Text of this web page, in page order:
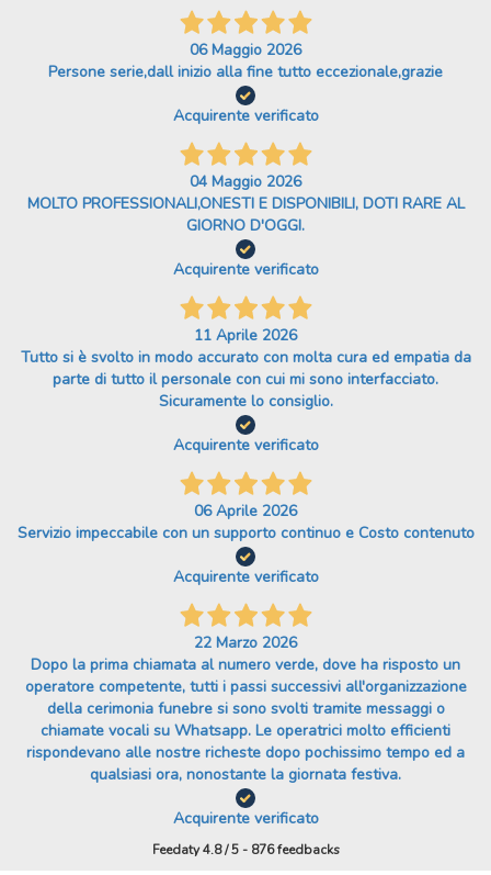
06 Maggio 2026
Persone serie,dall inizio alla fine tutto eccezionale,grazie
Acquirente verificato
04 Maggio 2026
MOLTO PROFESSIONALI,ONESTI E DISPONIBILI, DOTI RARE AL
GIORNO D'OGGI.
Acquirente verificato
11 Aprile 2026
Tutto si è svolto in modo accurato con molta cura ed empatia da
parte di tutto il personale con cui mi sono interfacciato.
Sicuramente lo consiglio.
Acquirente verificato
06 Aprile 2026
Servizio impeccabile con un supporto continuo e Costo contenuto
Acquirente verificato
22 Marzo 2026
Dopo la prima chiamata al numero verde, dove ha risposto un
operatore competente, tutti i passi successivi all'organizzazione
della cerimonia funebre si sono svolti tramite messaggi o
chiamate vocali su Whatsapp. Le operatrici molto efficienti
rispondevano alle nostre richeste dopo pochissimo tempo ed a
qualsiasi ora, nonostante la giornata festiva.
Acquirente verificato
Feedaty4.8/5 - 876feedbacks